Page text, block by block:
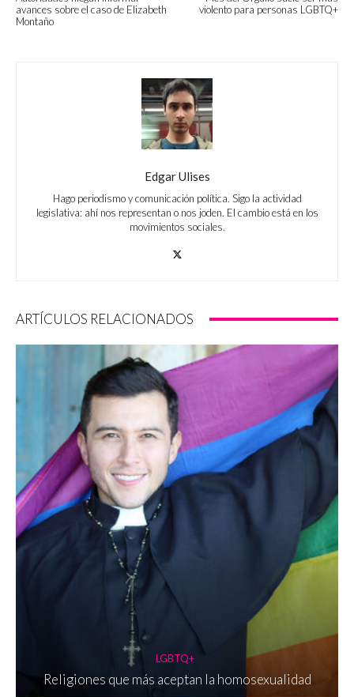
avances sobre el caso de Elizabeth
Montaño
violento para personas LGBTQ+
Edgar Ulises
Hago periodismo y comunicación política. Sigo la actividad
legislativa: ahí nos representan o nos joden. El cambio está en los
movimientos sociales.
ARTÍCULOS RELACIONADOS
LGBTQ+
Religiones que más aceptan la homosexualidad